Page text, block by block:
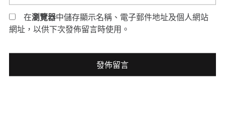
在瀏覽器中儲存顯示名稱、電子郵件地址及個人網站
網址，以供下次發佈留言時使用。